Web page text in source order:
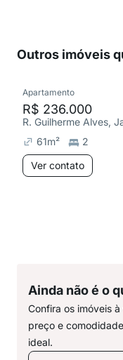
Outros imóveis
Apartamento
R$ 236.000
R. Guilherme Alves,
61m²
2
Ver contato
Ainda não é o
Confira os imóveis
preço e
ideal.